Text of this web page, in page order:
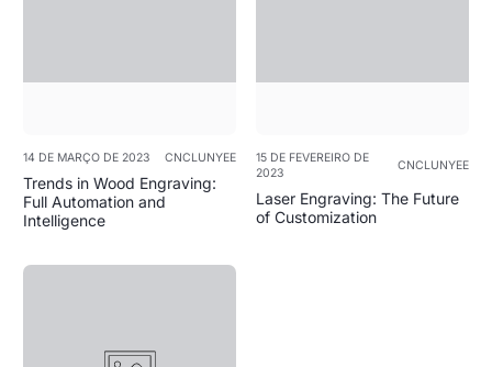
14 DE MARÇO DE 2023 CNCLUNYEE
Trends in Wood Engraving:
Full Automation and
Intelligence
15 DE FEVEREIRO DE
2023
CNCLUNYEE
Laser Engraving: The Future
of Customization